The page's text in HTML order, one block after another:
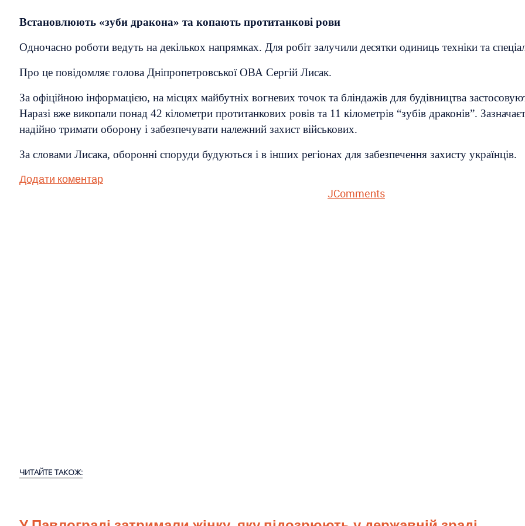
Встановлюють «зуби дракона» та копають протитанкові рови
Одночасно роботи ведуть на декількох напрямках. Для робіт залучили десятки одиниць техніки та
Про це повідомляє голова Дніпропетровської ОВА Сергій Лисак.
За офіційною інформацією, на місцях майбутніх вогневих точок та бліндажів для будівництва
Наразі вже викопали понад 42 кілометри протитанкових ровів та 11 кілометрів “зубів драконів”.
надійно тримати оборону і забезпечувати належний захист військових.
За словами Лисака, оборонні споруди будуються і в інших регіонах для забезпечення захисту українців.
Додати коментар
JComments
ЧИТАЙТЕ ТАКОЖ: